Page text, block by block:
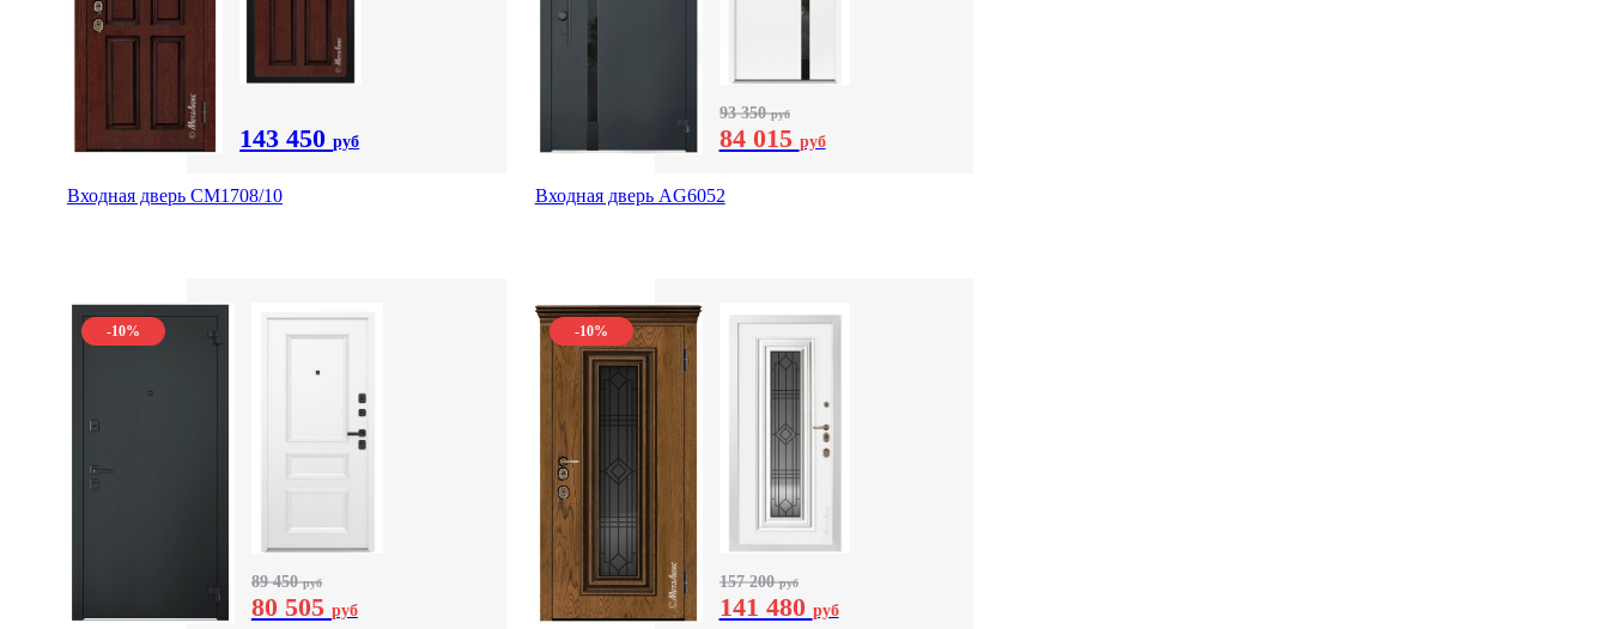
143 450руб
Входная дверь CМ1708/10
93 350руб
84 015 руб
Входная дверь AG6052
-10%
89 450руб
80 505 руб
-10%
157 200руб
141 480 руб